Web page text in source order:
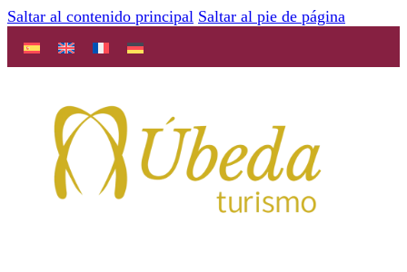
Saltar al contenido principal Saltar al pie de página